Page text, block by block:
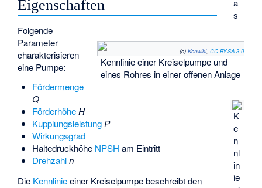
a
s
Eigenschaften
(c) Konwiki, CC BY-SA 3.0
Kennlinie einer Kreiselpumpe und
eines Rohres in einer offenen Anlage
K
e
n
nl
in
ie
Folgende
Parameter
charakterisieren
eine Pumpe:
Fördermenge
Q
Förderhöhe H
Kupplungsleistung P
Wirkungsgrad
Haltedruckhöhe NPSH am Eintritt
Drehzahl n
Die Kennlinieeiner Kreiselpumpe beschreibt den